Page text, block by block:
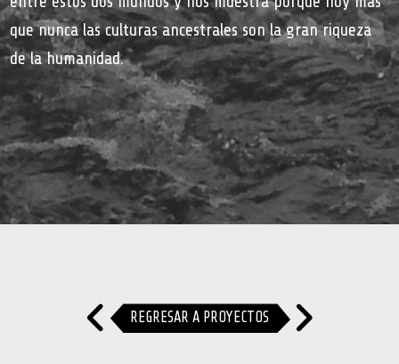
que nunca las culturas ancestrales son la gran riqueza
de la humanidad.
REGRESAR A PROYECTOS